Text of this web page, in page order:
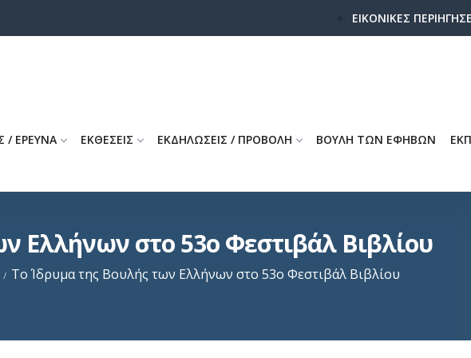
ΕΙΚΟΝΙΚΕΣ
/ ΕΡΕΥΝΑ ΕΚΘΕΣΕΙΣ ΕΚΔΗΛΩΣΕΙΣ / ΠΡΟΒΟΛΗ ΒΟΥΛΗ ΤΩΝ ΕΦΗΒΩΝ
Ελλήνων στο 53ο Φεστιβάλ Βιβλίου
Το Ίδρυμα της Βουλής των Ελλήνων στο 53ο Φεστιβάλ Βιβλίου